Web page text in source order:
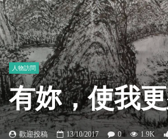
人物訪問
有妳，使我
歡迎投稿 13/10/2017 0 1.9K